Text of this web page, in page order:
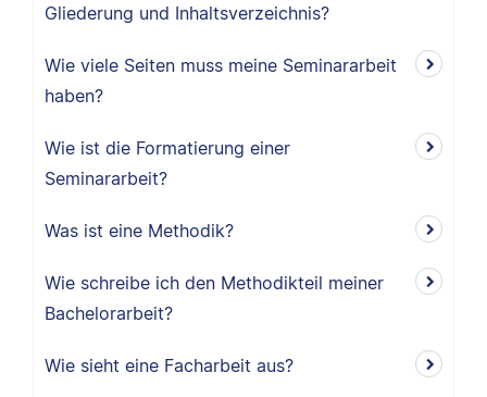
Gliederung und Inhaltsverzeichnis?
Wie viele Seiten muss meine Seminararbeit
haben?
Wie ist die Formatierung einer
Seminararbeit?
Was ist eine Methodik?
Wie schreibe ich den Methodikteil meiner
Bachelorarbeit?
Wie sieht eine Facharbeit aus?